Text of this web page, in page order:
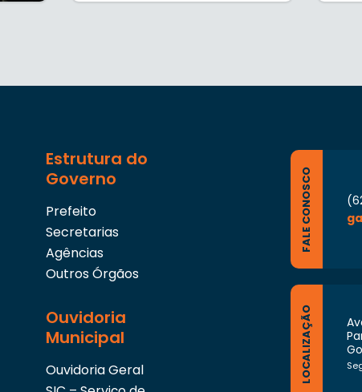
Estrutura do
Governo
Prefeito
Secretarias
Agências
Outros Órgãos
Ouvidoria
Municipal
Ouvidoria Geral
FALE CONOSCO
LOCALIZAÇÃO